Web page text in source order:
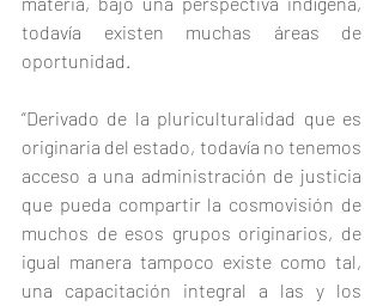
todavía existen muchas áreas de
oportunidad.
“Derivado de la pluriculturalidad que es
originaria del estado, todavía no tenemos
acceso a una administración de justicia
que pueda compartir la cosmovisión de
muchos de esos grupos originarios, de
igual manera tampoco existe como tal,
una capacitación integral a las y los